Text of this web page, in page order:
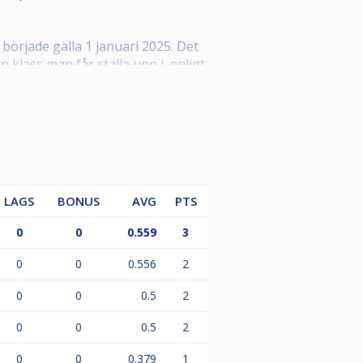
gälla 1 januari 2025. Det
klass man får ställa upp i, enligt
för tävlingen lagts upp, annars
startavgift.
LAGS BONUS AVG
PTS
0 0 0.559 3
0 0 0.556 2
0 0 0.5 2
0 0 0.5 2
0 0 0.379 1